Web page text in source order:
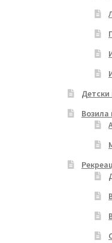
Детски
Возила